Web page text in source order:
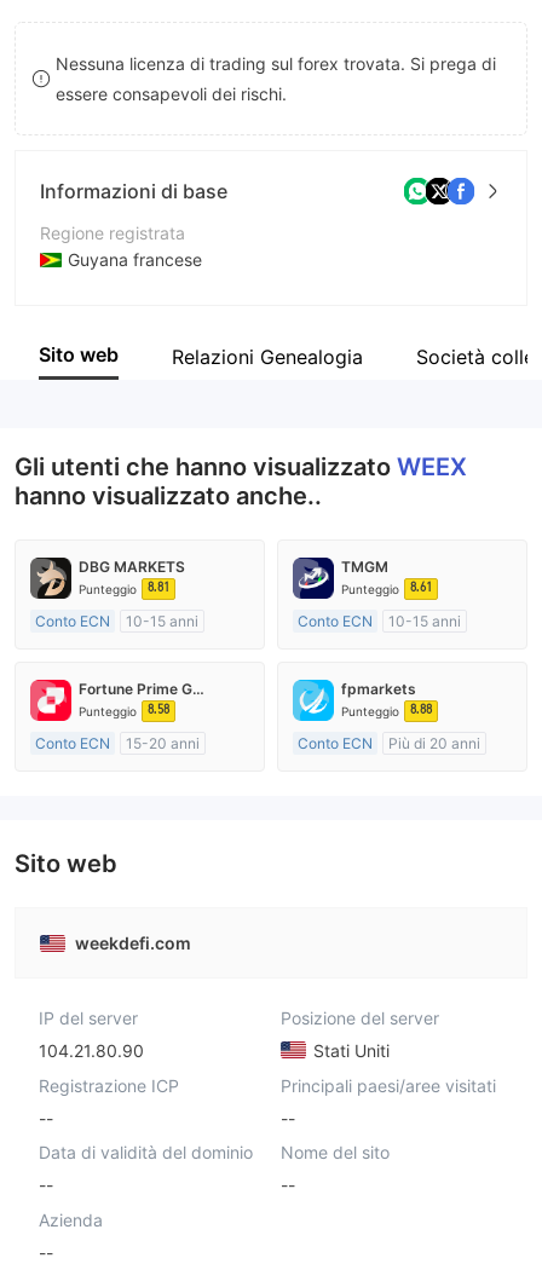
8
9Nessuna licenza di trading sul forex trovata. Si prega di
essere consapevoli dei rischi.
Informazioni di base
Regione registrata
Guyana francese
Azienda
Sito web Relazioni Genealogia Società
Gli utenti che hanno visualizzato WEEX
hanno visualizzato anche..
DBG MARKETS
Punteggio 8.81
Conto ECN
10-15 anni
Market Making (MM)
Etichetta principale MT4
TMGM
Punteggio 8.61
Conto ECN
10-15 anni
Market Making (MM)
Etichetta principale MT4
Fortune Prime Global
Punteggio 8.58
Conto ECN
15-20 anni
fpmarkets
Punteggio 8.88
Conto ECN
Più di 20 anni
Sito web
weekdefi.com
IP del server
104.21.80.90
Posizione del server
Stati Uniti
Registrazione ICP
--
Principali paesi/aree visitati
--
Data di validità del dominio
--
Nome del sito
--
Azienda
--